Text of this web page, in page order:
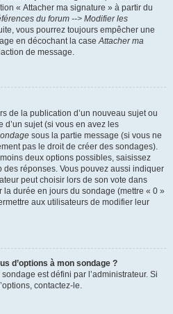
« Attacher ma signature » à partir du
du forum --> Modifier les
vous pourrez toujours empêcher une
en décochant la caseAttacher ma
de message.
de la publication d’un nouveau sujet ou
d’un sujet (si vous en avez les
sous la partie message (si vous ne
pas le droit de créer des sondages).
deux options possibles, saisissez
réponses. Vous pouvez aussi indiquer
peut choisir lors de son vote dans
la durée en jours du sondage (mettre « 0 »
aux utilisateurs de modifier leur
d’options à mon sondage ?
est défini par l’administrateur. Si
contactez-le.